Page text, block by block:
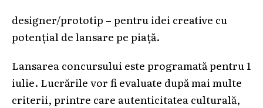
designer/prototip – pentru idei creative cu
potențial de lansare pe piață.
Lansarea concursului este programată pentru 1
iulie. Lucrările vor fi evaluate după mai multe
criterii, printre care autenticitatea culturală,